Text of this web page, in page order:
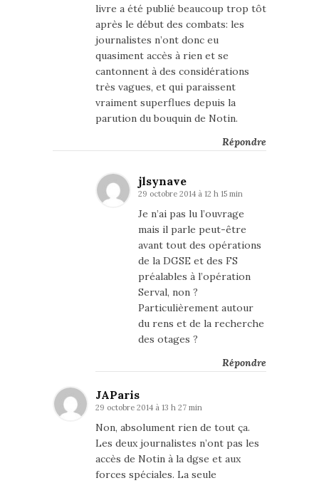
livre a été publié beaucoup trop tôt
après le début des combats: les
journalistes n’ont donc eu
quasiment accès à rien et se
cantonnent à des considérations
très vagues, et qui paraissent
vraiment superflues depuis la
parution du bouquin de Notin.
Répondre
jlsynave
29 octobre 2014 à 12 h 15 min
Je n’ai pas lu l’ouvrage
mais il parle peut-être
avant tout des opérations
de la DGSE et des FS
préalables à l’opération
Serval, non ?
Particulièrement autour
du rens et de la recherche
des otages ?
Répondre
JAParis
29 octobre 2014 à 13 h 27 min
Non, absolument rien de tout ça.
Les deux journalistes n’ont pas les
accès de Notin à la dgse et aux
forces spéciales. La seule